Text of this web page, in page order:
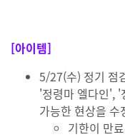
[아이템]
5/27(수) 정기 점
'정령마 엘다인', '
가능한 현상을 수
기한이 만